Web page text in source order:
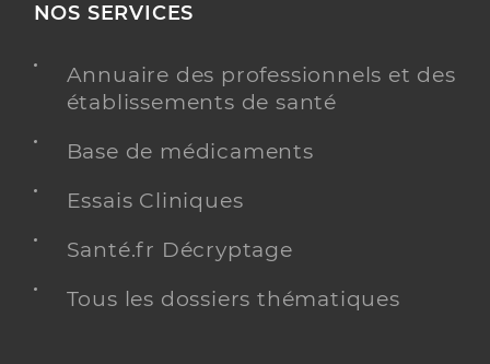
NOS SERVICES
Annuaire des professionnels et des
établissements de santé
Base de médicaments
Essais Cliniques
Santé.fr Décryptage
Tous les dossiers thématiques